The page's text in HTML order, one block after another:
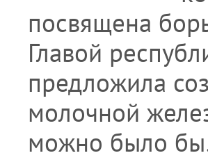
посвящена
Главой
предложила
молочной
можно было